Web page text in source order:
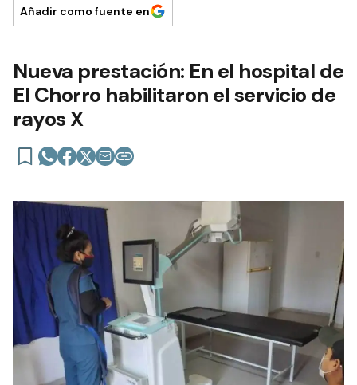
Añadir como fuente en
Nueva prestación: En el hospital de
El Chorro habilitaron el servicio de
rayos X